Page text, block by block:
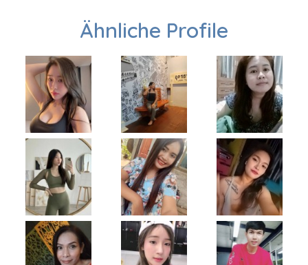
Ähnliche Profile